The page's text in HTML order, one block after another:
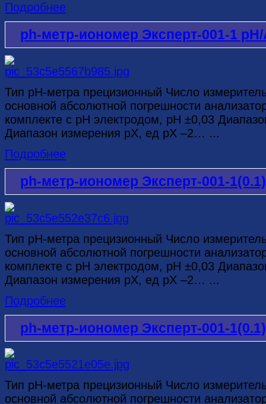
Подробнее
ph-метр-иономер Эксперт-001-1
Тип рН-метра прецизионный Число
основной абсолютной погрешности
комплекте с рН электродом, рН ±0,03
Диапазон измерения рХ, ед рХ –2… ...
Подробнее
ph-метр-иономер Эксперт-001-
Тип рН-метра прецизионный Число
основной абсолютной погрешности
комплекте с рН электродом, рН ±0,03
Диапазон измерения рХ, ед рХ –2… ...
Подробнее
ph-метр-иономер Эксперт-001-
Тип рН-метра прецизионный Число
основной абсолютной погрешности